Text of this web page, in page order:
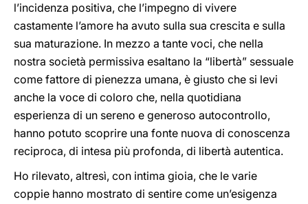
l’incidenza positiva, che l’impegno di vivere
castamente l’amore ha avuto sulla sua crescita e sulla
sua maturazione. In mezzo a tante voci, che nella
nostra società permissiva esaltano la “libertà” sessuale
come fattore di pienezza umana, è giusto che si levi
anche la voce di coloro che, nella quotidiana
esperienza di un sereno e generoso autocontrollo,
hanno potuto scoprire una fonte nuova di conoscenza
reciproca, di intesa più profonda, di libertà autentica.
Ho rilevato, altresì, con intima gioia, che le varie
coppie hanno mostrato di sentire come un’esigenza